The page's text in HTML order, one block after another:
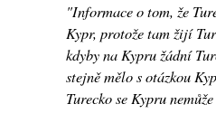
"Informace o tom, že
Kypr, protože tam žijí
kdyby na Kypru žádní
stejně mělo s otázkou
Turecko se Kypru